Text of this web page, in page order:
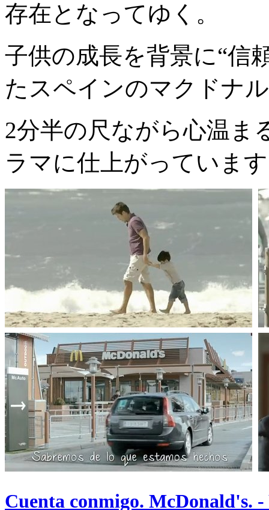
存在となってゆく。
子供の成長を背景に“信
たスペインのマクドナ
2分半の尺ながら心温ま
ラマに仕上がっていま
Cuenta conmigo. McDonald's. -